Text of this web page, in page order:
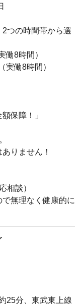
つの時間帯から選
働8時間）
実働8時間）
保障！」
りません！
相談）
無理なく健康的に
25分、東武東上線